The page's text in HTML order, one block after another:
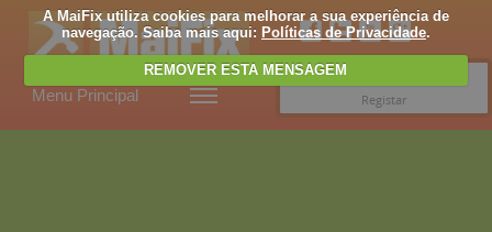
A MaiFix utiliza cookies para melhorar a sua experiência de
navegação. Saiba mais aqui: Políticas de Privacidade.
REMOVER ESTA MENSAGEM
Menu Principal
Registar